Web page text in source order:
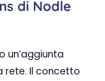
di Nodle
un’aggiunta
rete. Il concetto